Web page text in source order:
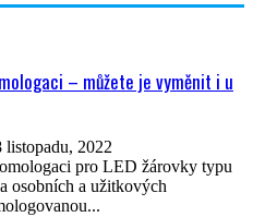
– můžete je vyměnit i u
listopadu, 2022
pro LED žárovky typu
osobních a užitkových